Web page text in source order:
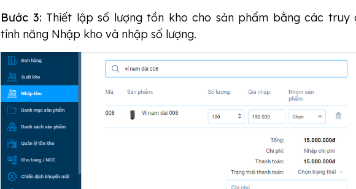
Bước 3: Thiết lập số lượng tồn kho cho sản phẩm bằng các truy
tính năng Nhập kho và nhập số lượng.